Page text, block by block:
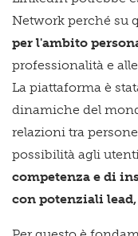
Network perché su
per l'ambito
professionalità e
La piattaforma è
dinamiche del
relazioni tra
possibilità agli
competenza e di
con potenziali